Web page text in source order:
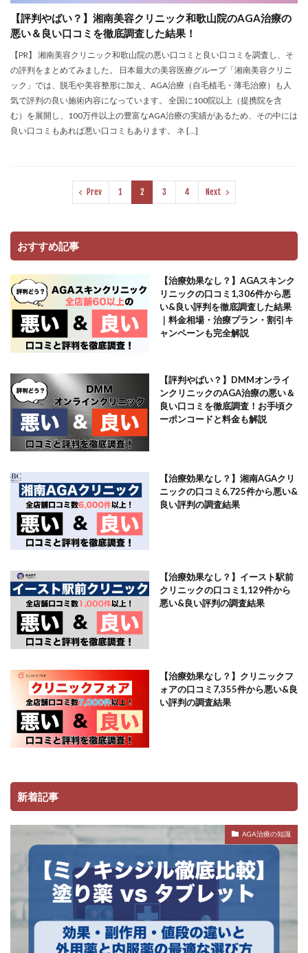
【評判やばい？】湘南美容クリニック和歌山院のAGA治療の
悪い＆良い口コミを徹底調査した結果！
【PR】 湘南美容クリニック和歌山院の悪い口コミと良い口コミを調査し、そ
の評判をまとめてみました。 日本最大の美容医療グループ「湘南美容クリニ
ック」では、脱毛や美容整形に加え、AGA治療（自毛植毛・薄毛治療）も人
気で評判の良い施術内容になっています。 全国に100院以上（提携院を含
む）を展開し、100万件以上の豊富なAGA治療の実績があるため、その中には
良い口コミもあれば悪い口コミもあります。 ネ […]
Prev 1 2 3 4 Next
おすすめ記事
【治療効果なし？】AGAスキンク
リニックの口コミ1,306件から悪
い&良い評判を徹底調査した結果
｜料金相場・治療プラン・割引キ
ャンペーンも完全解説
【評判やばい？】DMMオンライ
ンクリニックのAGA治療の悪い＆
良い口コミを徹底調査！お手頃ク
ーポンコードと料金も解説
【治療効果なし？】湘南AGAクリ
ニックの口コミ6,725件から悪い&
良い評判の調査結果
【治療効果なし？】イースト駅前
クリニックの口コミ1,129件から
悪い&良い評判の調査結果
【治療効果なし？】クリニックフ
ォアの口コミ7,355件から悪い&良
い評判の調査結果
新着記事
AGA治療の知識